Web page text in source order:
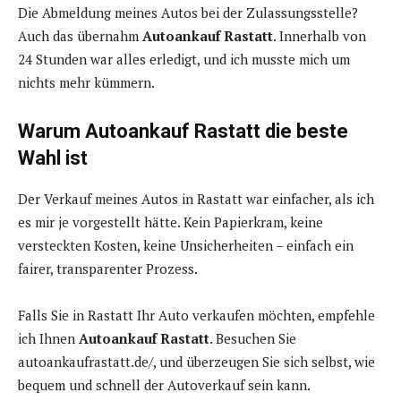
Die Abmeldung meines Autos bei der Zulassungsstelle?
Auch das übernahm Autoankauf Rastatt. Innerhalb von
24 Stunden war alles erledigt, und ich musste mich um
nichts mehr kümmern.
Warum Autoankauf Rastatt die beste
Wahl ist
Der Verkauf meines Autos in Rastatt war einfacher, als ich
es mir je vorgestellt hätte. Kein Papierkram, keine
versteckten Kosten, keine Unsicherheiten – einfach ein
fairer, transparenter Prozess.
Falls Sie in Rastatt Ihr Auto verkaufen möchten, empfehle
ich Ihnen Autoankauf Rastatt. Besuchen Sie
autoankaufrastatt.de/, und überzeugen Sie sich selbst, wie
bequem und schnell der Autoverkauf sein kann.